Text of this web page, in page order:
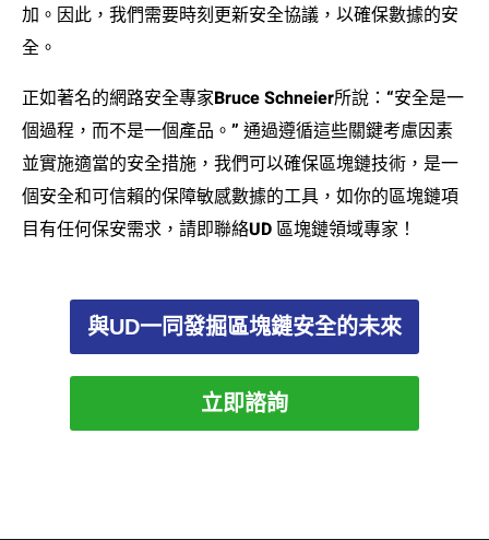
加。因此，我們需要時刻更新安全協議，以確保數據的安
全。
正如著名的網路安全專家Bruce Schneier所說：“安全是一
個過程，而不是一個產品。” 通過遵循這些關鍵考慮因素
並實施適當的安全措施，我們可以確保區塊鏈技術，是一
個安全和可信賴的保障敏感數據的工具，如你的區塊鏈項
目有任何保安需求，請即聯絡UD 區塊鏈領域專家！
與UD一同發掘區塊鏈安全的未來
立即諮詢